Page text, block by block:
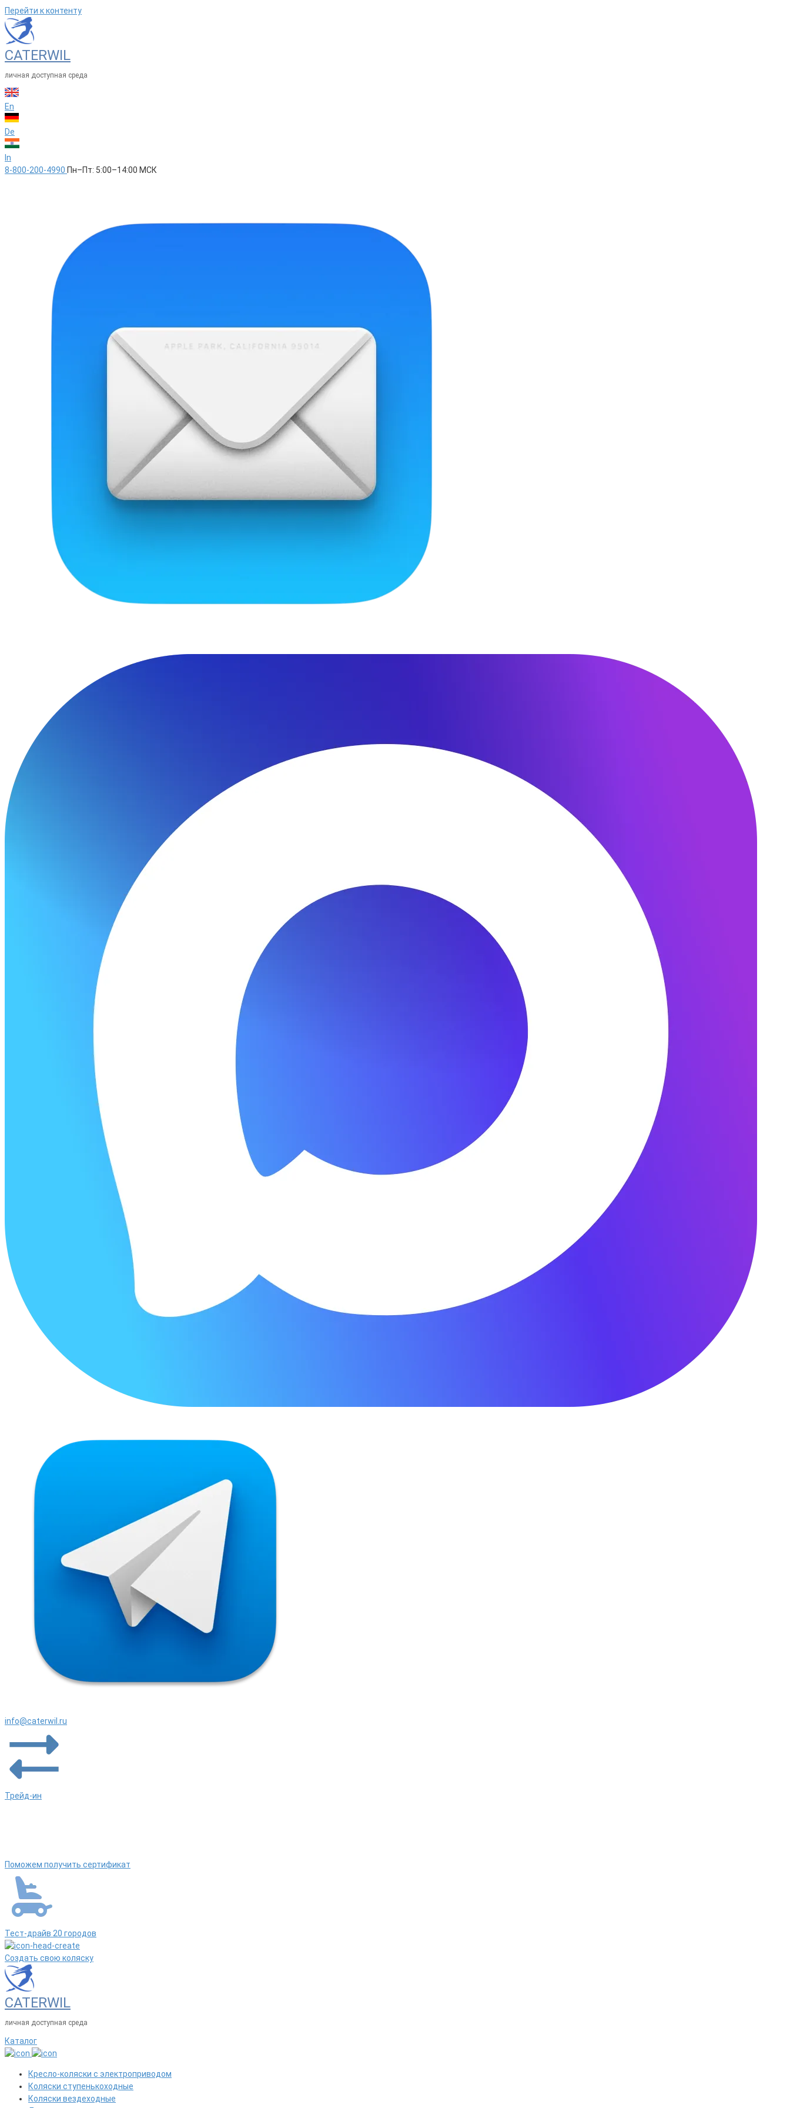
Перейти к контенту
CATERWIL
личная доступная среда
En
De
In
8-800-200-4990 Пн–Пт: 5:00–14:00 МСК
info@caterwil.ru
Трейд-ин
Поможем получить сертификат
Тест-драйв 20 городов
Создать свою коляску
CATERWIL
личная доступная среда
Каталог
Кресло-коляски с электроприводом
Коляски ступенькоходные
Коляски вездеходные